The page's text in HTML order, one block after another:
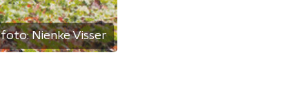
foto:Nienke Visser